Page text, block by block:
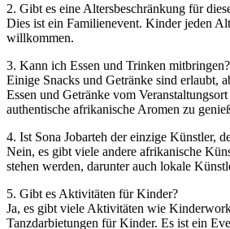
2. Gibt es eine Altersbeschränkung für
Dies ist ein Familienevent. Kinder jeden
willkommen.
3. Kann ich Essen und Trinken mitbringen?
Einige Snacks und Getränke sind erlaubt,
Essen und Getränke vom
authentische afrikanische Aromen zu
4. Ist Sona Jobarteh der einzige Künstler,
Nein, es gibt viele andere afrikanische
stehen werden, darunter auch lokale
5. Gibt es Aktivitäten für Kinder?
Ja, es gibt viele Aktivitäten wie
Tanzdarbietungen für Kinder. Es ist ein